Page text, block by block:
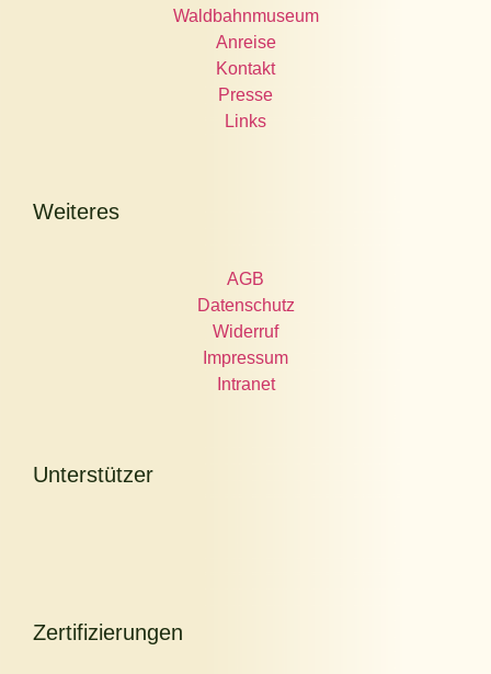
Waldbahnmuseum
Anreise
Kontakt
Presse
Links
Weiteres
AGB
Datenschutz
Widerruf
Impressum
Intranet
Unterstützer
Zertifizierungen